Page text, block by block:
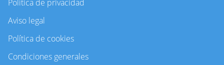
Política de privacidad
Aviso legal
Política de cookies
Condiciones generales